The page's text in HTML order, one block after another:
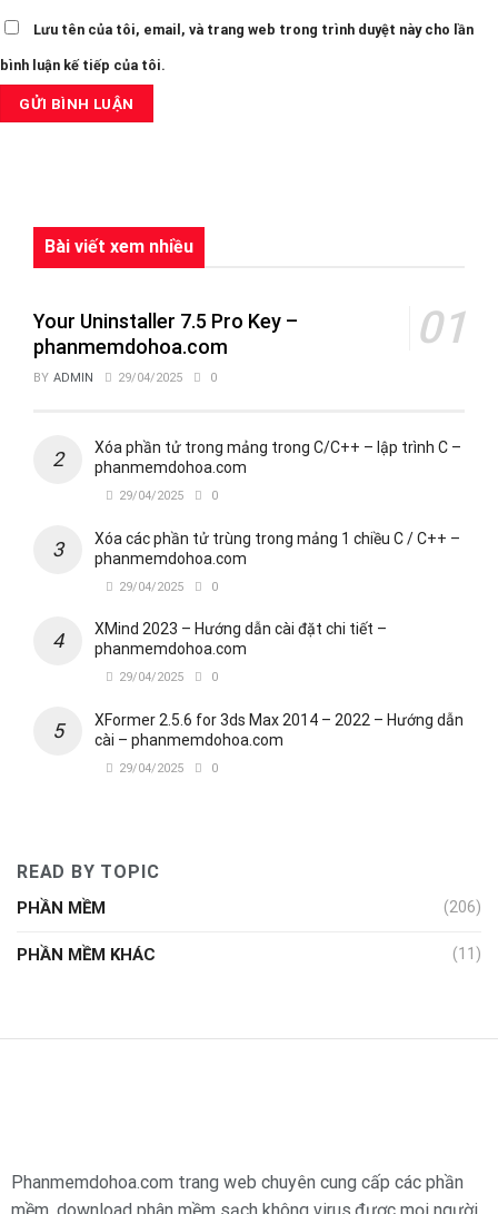
Lưu tên của tôi, email, và trang web trong trình duyệt này cho lần
bình luận kế tiếp của tôi.
Bài viết xem nhiều
Your Uninstaller 7.5 Pro Key –
phanmemdohoa.com
BY ADMIN 29/04/2025 0
Xóa phần tử trong mảng trong C/C++ – lập trình C –
phanmemdohoa.com
29/04/2025 0
Xóa các phần tử trùng trong mảng 1 chiều C / C++ –
phanmemdohoa.com
29/04/2025 0
XMind 2023 – Hướng dẫn cài đặt chi tiết –
phanmemdohoa.com
29/04/2025 0
XFormer 2.5.6 for 3ds Max 2014 – 2022 – Hướng dẫn
cài – phanmemdohoa.com
29/04/2025 0
READ BY TOPIC
PHẦN MỀM (206)
PHẦN MỀM KHÁC (11)
Phanmemdohoa.com trang web chuyên cung cấp các phần